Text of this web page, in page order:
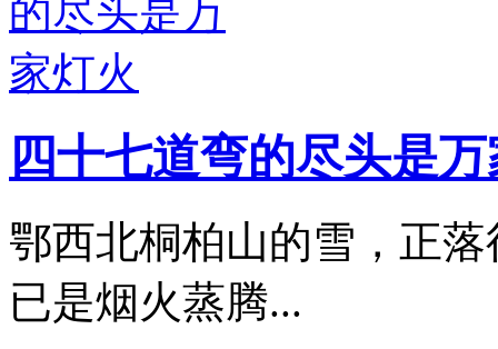
四十七道弯的尽头是
鄂西北桐柏山的雪，正
已是烟火蒸腾...